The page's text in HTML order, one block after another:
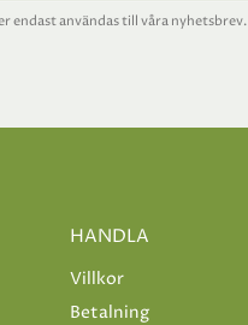
endast användas till våra nyhetsbrev.
HANDLA
Villkor
Betalning